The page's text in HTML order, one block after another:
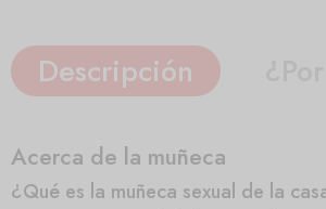
Descripción
Acerca de la muñeca
¿Qué es la muñeca sexual de la